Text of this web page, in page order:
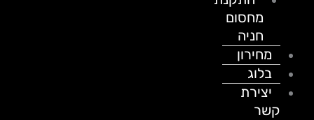
מחסום
חניה
מחירון
בלוג
יצירת
קשר